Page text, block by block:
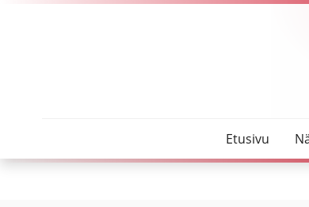
Etusivu